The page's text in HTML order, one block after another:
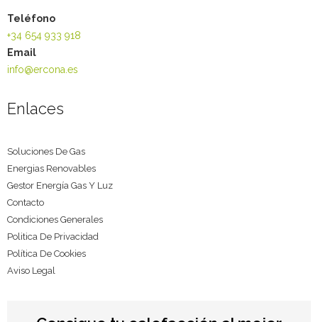
Teléfono
+34 654 933 918
Email
info@ercona.es
Enlaces
Soluciones De Gas
Energias Renovables
Gestor Energía Gas Y Luz
Contacto
Condiciones Generales
Politica De Privacidad
Política De Cookies
Aviso Legal